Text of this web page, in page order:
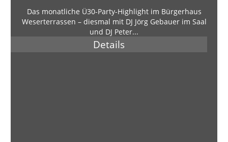
Das monatliche Ü30-Party-Highlight im Bürgerhaus
Weserterrassen – diesmal mit DJ Jörg Gebauer im Saal
und DJ Peter...
Details